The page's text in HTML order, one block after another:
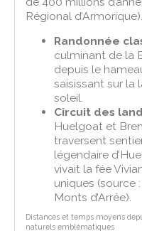
Régional d’Armorique).
Randonnée
culminant de la
depuis le
saisissant sur la
soleil.
Circuit des
Huelgoat et
traversent
légendaire
vivait la fée
uniques (source
Monts d’Arrée).
Distances et temps moyens
naturels emblématiques